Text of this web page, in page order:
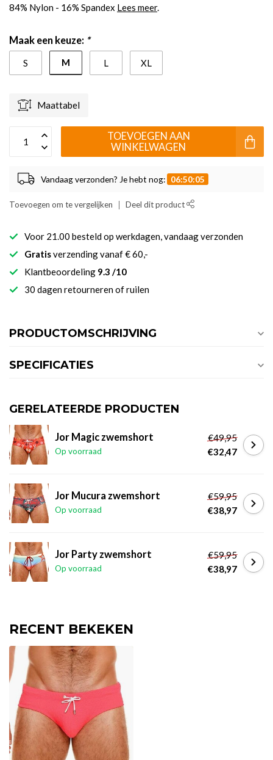
84% Nylon - 16% Spandex Lees meer.
Maak een keuze: *
S M L XL
Maattabel
TOEVOEGEN AAN
WINKELWAGEN
Vandaag verzonden? Je hebt nog: 06:50:05
Toevoegen om te vergelijken Deel dit product
Voor 21.00 besteld op werkdagen, vandaag verzonden
Gratisverzending vanaf € 60,-
Klantbeoordeling 9.3 /10
30 dagen retourneren of ruilen
PRODUCTOMSCHRIJVING
SPECIFICATIES
GERELATEERDE PRODUCTEN
Jor Magic zwemshort
Op voorraad
€49,95
€32,47
Jor Mucura zwemshort
Op voorraad
€59,95
€38,97
Jor Party zwemshort
Op voorraad
€59,95
€38,97
RECENT BEKEKEN